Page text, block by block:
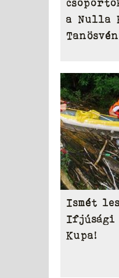
a Nulla
Ismét
Ifjúsági
Kupa!